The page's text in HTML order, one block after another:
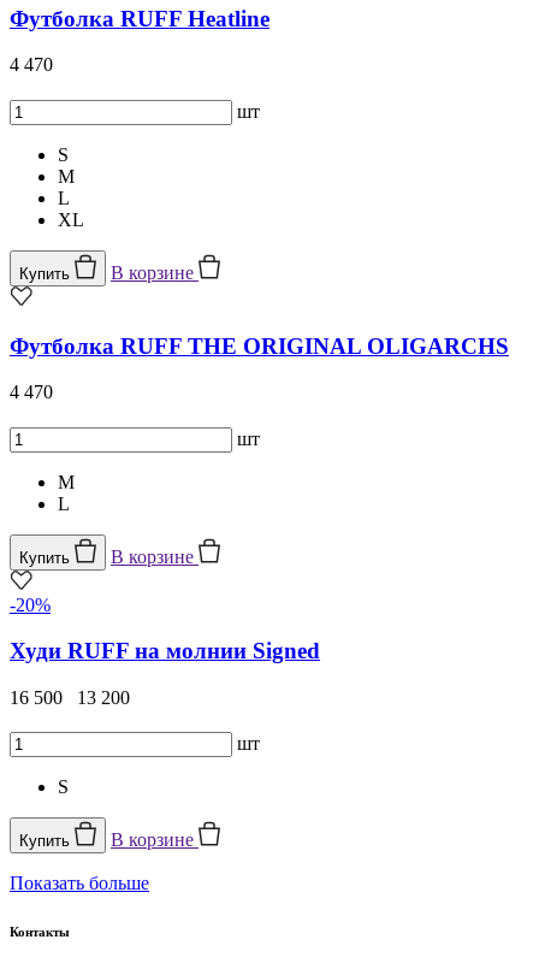
Футболка RUFF Heatline
4 470
шт
S
M
L
XL
Купить В корзине
Футболка RUFF THE ORIGINAL OLIGARCHS
4 470
шт
M
L
Купить В корзине
-20%
Худи RUFF на молнии Signed
16 500 13 200
шт
S
Купить В корзине
Показать больше
Контакты